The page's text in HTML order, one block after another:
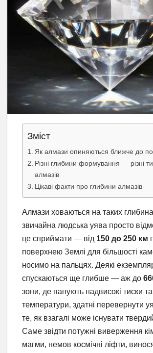
Зміст
Як алмази опиняються ближче до
Різні глибини формування — різні
алмазів
Цікаві факти про глибини алмазів
Алмази ховаються на таких
звичайна людська уява просто
це сприймати — від 150 до 250 км
поверхнею Землі для більшості
носимо на пальцях. Деякі
спускаються ще глибше — аж до
зони, де панують надвисокі тиски та
температури, здатні перевернути
те, як взагалі може існувати
Саме звідти потужні виверження
магми, немов космічні ліфти,